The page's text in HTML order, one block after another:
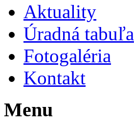
Aktuality
Úradná tabuľa
Fotogaléria
Kontakt
Menu